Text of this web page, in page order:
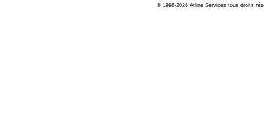
© 1998-2026 Atline Services tous droits